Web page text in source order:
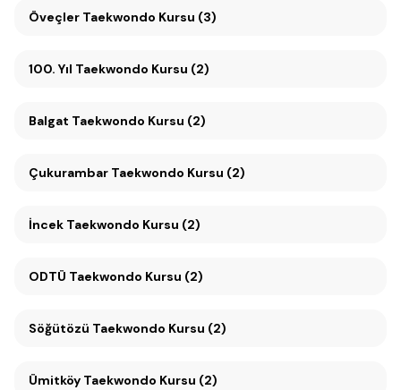
Öveçler Taekwondo Kursu (3)
100. Yıl Taekwondo Kursu (2)
Balgat Taekwondo Kursu (2)
Çukurambar Taekwondo Kursu (2)
İncek Taekwondo Kursu (2)
ODTÜ Taekwondo Kursu (2)
Söğütözü Taekwondo Kursu (2)
Ümitköy Taekwondo Kursu (2)